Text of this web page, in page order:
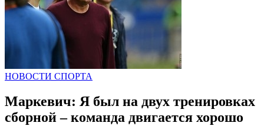
НОВОСТИ СПОРТА
Маркевич: Я был на двух тренировках
сборной – команда двигается хорошо